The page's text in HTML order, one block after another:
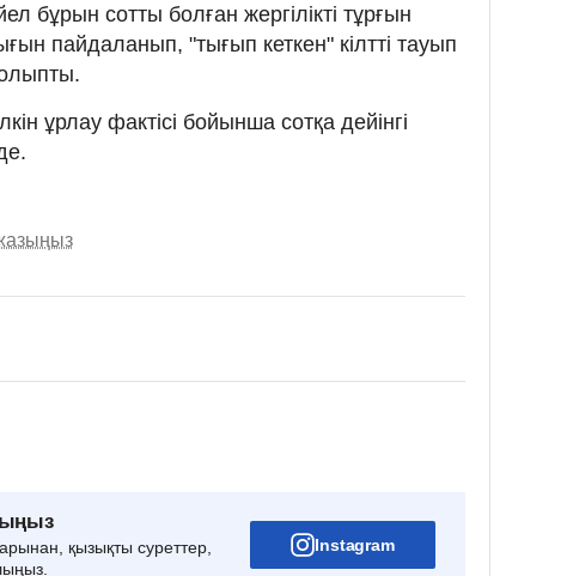
бұрын сотты болған жергілікті тұрғын
пайдаланып, "тығып кеткен" кілтті тауып
ұрлау фактісі бойынша сотқа дейінгі
қызықты суреттер,
Instagram